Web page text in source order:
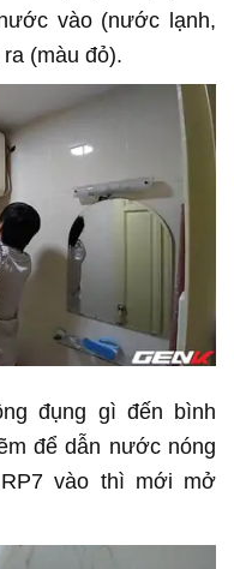
vào (nước lạnh,
(màu đỏ).
đụng gì đến bình
để dẫn nước nóng
vào thì mới mở